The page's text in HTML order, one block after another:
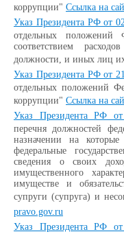
коррупции" Ссылка на
Указ Президента РФ от
отдельных положений
соответствием
должности, и иных лиц
Указ Президента РФ от
отдельных положений
коррупции" Ссылка на
Указ Президента РФ
перечня должностей
назначении на
федеральные
сведения о своих
имущественного
имуществе и
супруги (супруга) и
pravo.gov.ru
Указ Президента РФ